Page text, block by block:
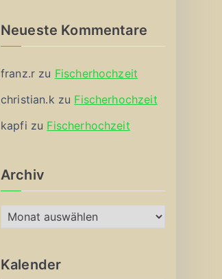
Neueste Kommentare
franz.r zu Fischerhochzeit
christian.k zu Fischerhochzeit
kapfi zu Fischerhochzeit
Archiv
r
h
Kalender